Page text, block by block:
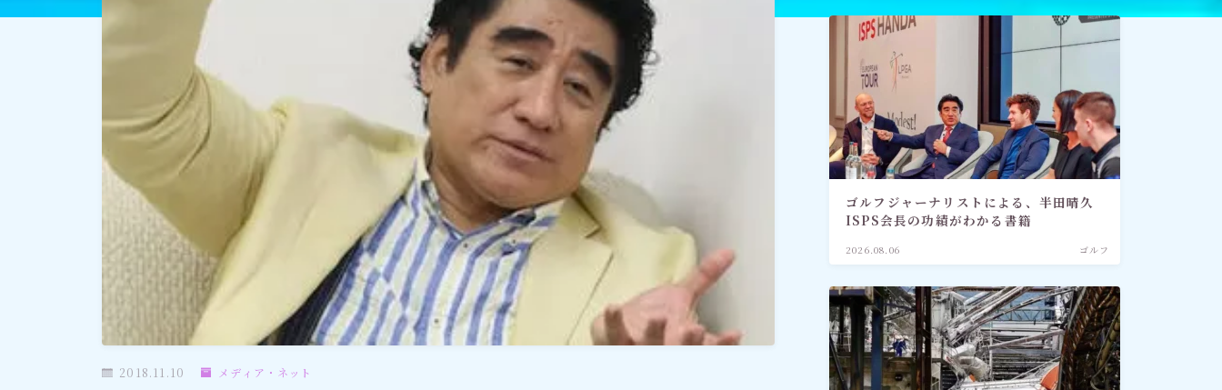
メディア・ネット
深見東州 (半田晴久)
ワールドメイト
神道・宗教
社会情勢
おすすめ記事
ワールドメイトで何を学ぶ？ 禅とワールドメイト
ワールドメイトの救霊
「深見東州直伝！ 願いが叶う祈
り方教室・入門篇」
2018.11.10 メディア・ネット
ゴルフジャーナリストによる、半田晴久
ISPS会長の功績がわかる書籍
2026.08.06 ゴルフ